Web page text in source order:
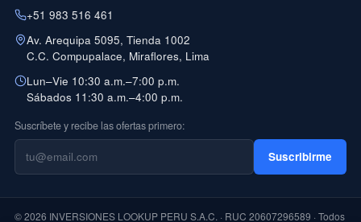
+51 983 516 461
Av. Arequipa 5095, Tienda 1002
C.C. Compupalace, Miraflores, Lima
Lun–Vie 10:30 a.m.–7:00 p.m.
Sábados 11:30 a.m.–4:00 p.m.
Suscríbete y recibe las ofertas primero:
Suscribirme
© 2026 INVERSIONES LOOKUP PERU S.A.C. · RUC 20607296589 · Todos